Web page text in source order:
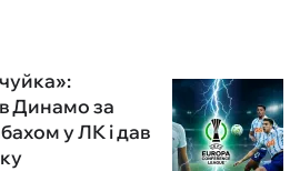
Динамо за
у ЛК і дав